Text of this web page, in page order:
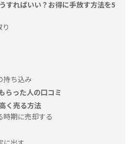
すればいい？お得に手放す方法を5
持ち込み
らった人の口コミ
く売る方法
時期に売却する